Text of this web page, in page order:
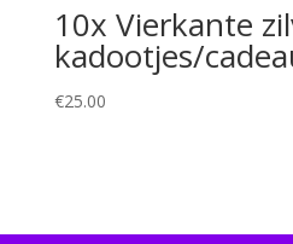
10x Vierkante
kadootjes/
€25.00